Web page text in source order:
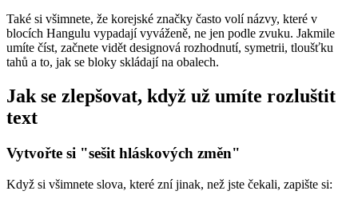
Také si všimnete, že korejské značky často volí názvy, které v
blocích Hangulu vypadají vyváženě, ne jen podle zvuku. Jakmile
umíte číst, začnete vidět designová rozhodnutí, symetrii, tloušťku
tahů a to, jak se bloky skládají na obalech.
Jak se zlepšovat, když už umíte rozluštit
text
Vytvořte si "sešit hláskových změn"
Když si všimnete slova, které zní jinak, než jste čekali, zapište si: